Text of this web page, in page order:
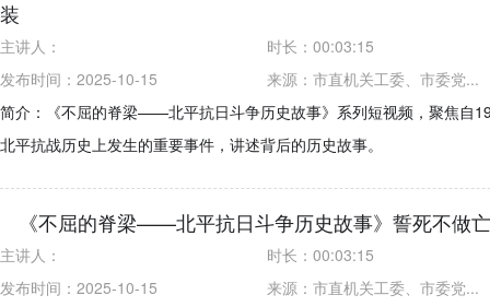
装
主讲人： 时长： 00:03:15
发布时间：2025-10-15
来源： 市直机关工委、市委党...
简介：《不屈的脊梁——北平抗日斗争历史故事》系列短视频，聚焦自
北平抗战历史上发生的重要事件，讲述背后的历史故事。
《不屈的脊梁——北平抗日斗争历史故事》誓死不做
主讲人： 时长： 00:03:15
发布时间：2025-10-15
来源： 市直机关工委、市委党...